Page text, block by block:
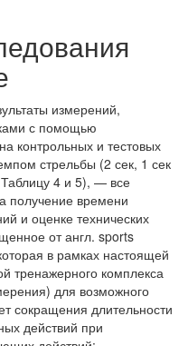
измерений,
с помощью
контрольных и тестовых
стрельбы (2 сек, 1 сек
4 и 5), — все
получение времени
и оценке технических
от англ. sports
в рамках настоящей
тренажерного комплекса
для возможного
сокращения длительности
действий при